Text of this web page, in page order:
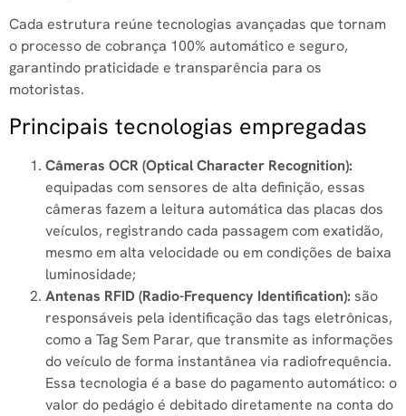
Cada estrutura reúne tecnologias avançadas que tornam
o processo de cobrança 100% automático e seguro,
garantindo praticidade e transparência para os
motoristas.
Principais tecnologias empregadas
Câmeras OCR (Optical Character Recognition):
equipadas com sensores de alta definição, essas
câmeras fazem a leitura automática das placas dos
veículos, registrando cada passagem com exatidão,
mesmo em alta velocidade ou em condições de baixa
luminosidade;
Antenas RFID (Radio-Frequency Identification): são
responsáveis pela identificação das tags eletrônicas,
como a Tag Sem Parar, que transmite as informações
do veículo de forma instantânea via radiofrequência.
Essa tecnologia é a base do pagamento automático: o
valor do pedágio é debitado diretamente na conta do